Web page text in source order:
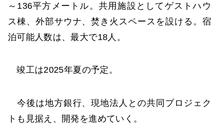
～136平方メートル。共用施設としてゲストハウ
ス棟、外部サウナ、焚き火スペースを設ける。宿
泊可能人数は、最大で18人。
竣工は2025年夏の予定。
今後は地方銀行、現地法人との共同プロジェク
トも見据え、開発を進めていく。